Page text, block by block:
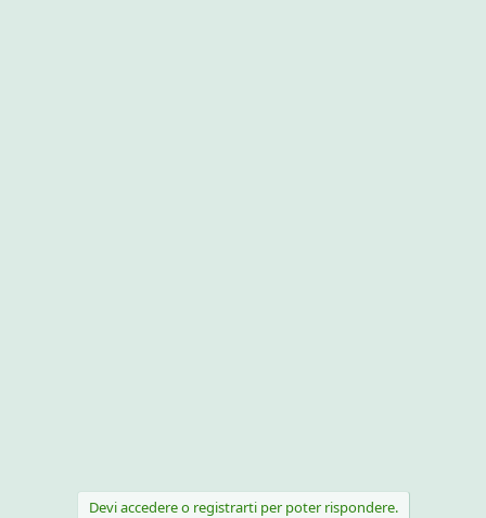
Devi accedere o registrarti per poter rispondere.